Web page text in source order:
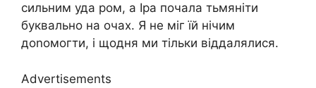
сильним уда ром, а Іра почала тьмяніти
буквально на очах. Я не міг їй нічим
доnомогти, і щодня ми тільки віддалялися.
Advertisements